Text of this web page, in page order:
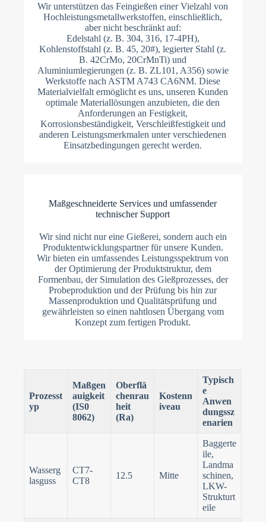
Wir unterstützen das Feingießen einer Vielzahl von
Hochleistungsmetallwerkstoffen, einschließlich,
aber nicht beschränkt auf:
Edelstahl (z. B. 304, 316, 17-4PH),
Kohlenstoffstahl (z. B. 45, 20#), legierter Stahl (z.
B. 42CrMo, 20CrMnTi) und
Aluminiumlegierungen (z. B. ZL101, A356) sowie
Werkstoffe nach ASTM A743 CA6NM. Diese
Materialvielfalt ermöglicht es uns, unseren Kunden
optimale Materiallösungen anzubieten, die den
Anforderungen an Festigkeit,
Korrosionsbeständigkeit, Verschleißfestigkeit und
anderen Leistungsmerkmalen unter verschiedenen
Einsatzbedingungen gerecht werden.
Maßgeschneiderte Services und umfassender
technischer Support
Wir sind nicht nur eine Gießerei, sondern auch ein
Produktentwicklungspartner für unsere Kunden.
Wir bieten ein umfassendes Leistungsspektrum von
der Optimierung der Produktstruktur, dem
Formenbau, der Simulation des Gießprozesses, der
Probeproduktion und der Prüfung bis hin zur
Massenproduktion und Qualitätsprüfung und
gewährleisten so einen nahtlosen Übergang vom
Konzept zum fertigen Produkt.
Prozesst
yp
Maßgen
auigkeit
(IS0
8062)
Oberflä
chenrau
heit
(Ra)
Kostenn
iveau
Typisch
e
Anwen
dungssz
enarien
Wasserg
lasguss
CT7-
CT8
12.5 Mitte
Baggerte
ile,
Landma
schinen,
LKW-
Strukturt
eile